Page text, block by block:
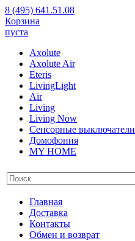
8 (495) 641.51.08
Корзина
пуста
Axolute
Axolute Air
Eteris
LivingLight
Air
Living
Living Now
Сенсорные выключатели
Домофония
MY HOME
Главная
Доставка
Контакты
Обмен и возврат